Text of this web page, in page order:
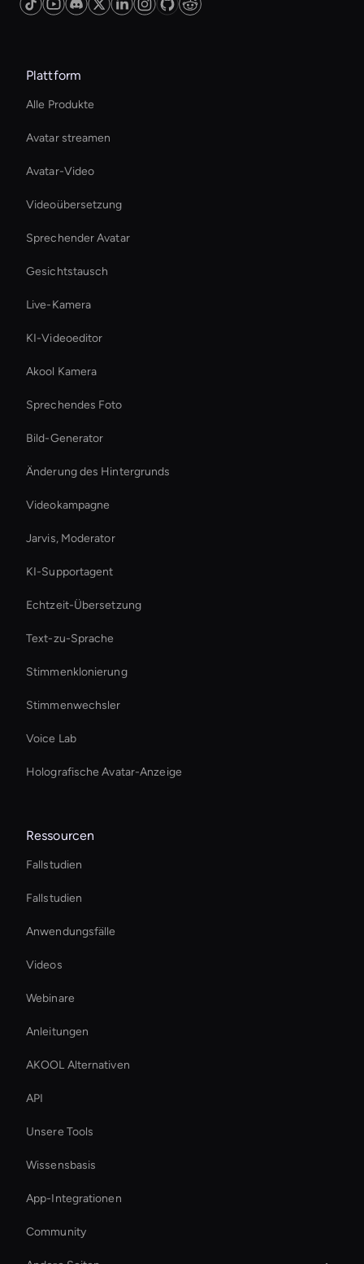
Plattform
Alle Produkte
Avatar streamen
Avatar-Video
Videoübersetzung
Sprechender Avatar
Gesichtstausch
Live-Kamera
KI-Videoeditor
Akool Kamera
Sprechendes Foto
Bild-Generator
Änderung des Hintergrunds
Videokampagne
Jarvis, Moderator
KI-Supportagent
Echtzeit-Übersetzung
Text-zu-Sprache
Stimmenklonierung
Stimmenwechsler
Voice Lab
Holografische Avatar-Anzeige
Ressourcen
Fallstudien
Fallstudien
Anwendungsfälle
Videos
Webinare
Anleitungen
AKOOL Alternativen
API
Unsere Tools
Wissensbasis
App-Integrationen
Community